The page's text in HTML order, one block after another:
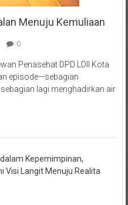
Menuju Kemuliaan
0
Penasehat DPD LDII Kota
episode—sebagian
lagi menghadirkan air
Kepemimpinan,
Visi Langit Menuju Realita